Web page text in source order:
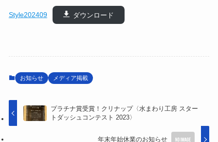
Style202409 ダウンロード
お知らせ メディア掲載
プラチナ賞受賞！クリナップ〈水まわり工房 スター
トダッシュコンテスト 2023〉
年末年始休業のお知らせ